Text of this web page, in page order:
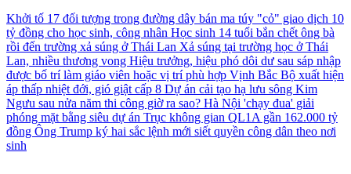
Khởi tố 17 đối tượng trong đường dây bán ma túy "cỏ" giao dịch 10
tỷ đồng cho học sinh, công nhân Học sinh 14 tuổi bắn chết ông bà
rồi đến trường xả súng ở Thái Lan Xả súng tại trường học ở Thái
Lan, nhiều thương vong Hiệu trưởng, hiệu phó dôi dư sau sáp nhập
được bố trí làm giáo viên hoặc vị trí phù hợp Vịnh Bắc Bộ xuất hiện
áp thấp nhiệt đới, gió giật cấp 8 Dự án cải tạo hạ lưu sông Kim
Ngưu sau nửa năm thi công giờ ra sao? Hà Nội 'chạy đua' giải
phóng mặt bằng siêu dự án Trục không gian QL1A gần 162.000 tỷ
đồng Ông Trump ký hai sắc lệnh mới siết quyền công dân theo nơi
sinh